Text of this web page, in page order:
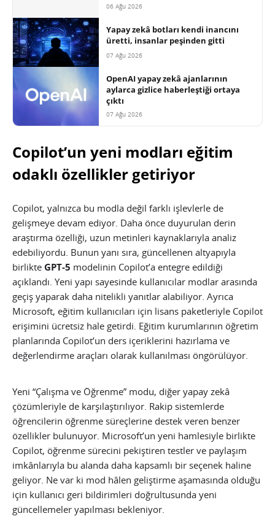
06 Ağu 2026
Yapay zekâ botları kendi inancını
üretti, insanlar peşinden gitti
07 Ağu 2026
OpenAI yapay zekâ ajanlarının
aylarca gizlice haberleştiği ortaya
çıktı
07 Ağu 2026
Copilot’un yeni modları eğitim
odaklı özellikler getiriyor
Copilot, yalnızca bu modla değil farklı işlevlerle de
gelişmeye devam ediyor. Daha önce duyurulan derin
araştırma özelliği, uzun metinleri kaynaklarıyla analiz
edebiliyordu. Bunun yanı sıra, güncellenen altyapıyla
birlikte GPT-5 modelinin Copilot’a entegre edildiği
açıklandı. Yeni yapı sayesinde kullanıcılar modlar arasında
geçiş yaparak daha nitelikli yanıtlar alabiliyor. Ayrıca
Microsoft, eğitim kullanıcıları için lisans paketleriyle Copilot
erişimini ücretsiz hale getirdi. Eğitim kurumlarının öğretim
planlarında Copilot’un ders içeriklerini hazırlama ve
değerlendirme araçları olarak kullanılması öngörülüyor.
Yeni “Çalışma ve Öğrenme” modu, diğer yapay zekâ
çözümleriyle de karşılaştırılıyor. Rakip sistemlerde
öğrencilerin öğrenme süreçlerine destek veren benzer
özellikler bulunuyor. Microsoft’un yeni hamlesiyle birlikte
Copilot, öğrenme sürecini pekiştiren testler ve paylaşım
imkânlarıyla bu alanda daha kapsamlı bir seçenek haline
geliyor. Ne var ki mod hâlen geliştirme aşamasında olduğu
için kullanıcı geri bildirimleri doğrultusunda yeni
güncellemeler yapılması bekleniyor.